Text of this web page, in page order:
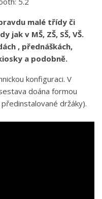
malé třídy či
jak v MŠ, ZŠ, SŠ, VŠ.
, přednáškách,
a podobně.
konfiguraci. V
doána formou
držáky).